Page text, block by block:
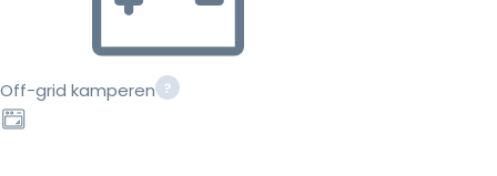
Off-grid kamperen